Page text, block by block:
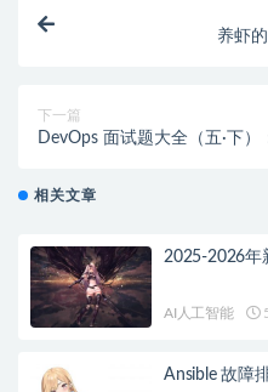
养虾
下一篇
DevOps 面试题大全（五·下）
相关文章
2025-2026年
AI人工智能
Ansible 故障